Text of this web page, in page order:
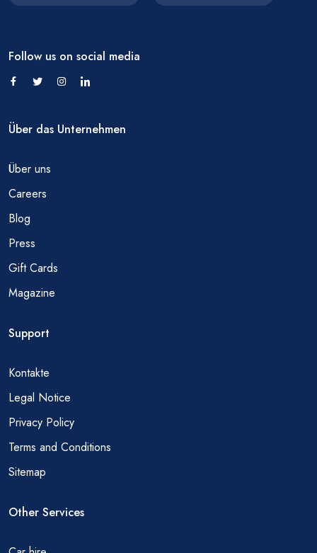
Follow us on social media
Über das Unternehmen
Über uns
Careers
Blog
Press
Gift Cards
Magazine
Support
Kontakte
Legal Notice
Privacy Policy
Terms and Conditions
Sitemap
Other Services